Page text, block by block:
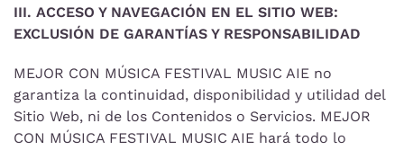
III. ACCESO Y NAVEGACIÓN EN EL SITIO WEB:
EXCLUSIÓN DE GARANTÍAS Y RESPONSABILIDAD
MEJOR CON MÚSICA FESTIVAL MUSIC AIE no
garantiza la continuidad, disponibilidad y utilidad del
Sitio Web, ni de los Contenidos o Servicios. MEJOR
CON MÚSICA FESTIVAL MUSIC AIE hará todo lo